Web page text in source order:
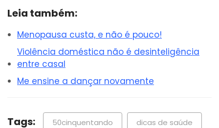
Leia também:
Menopausa custa, e não é pouco!
Violência doméstica não é desinteligência
entre casal
Me ensine a dançar novamente
Tags: 50cinquentando dicas de saúde